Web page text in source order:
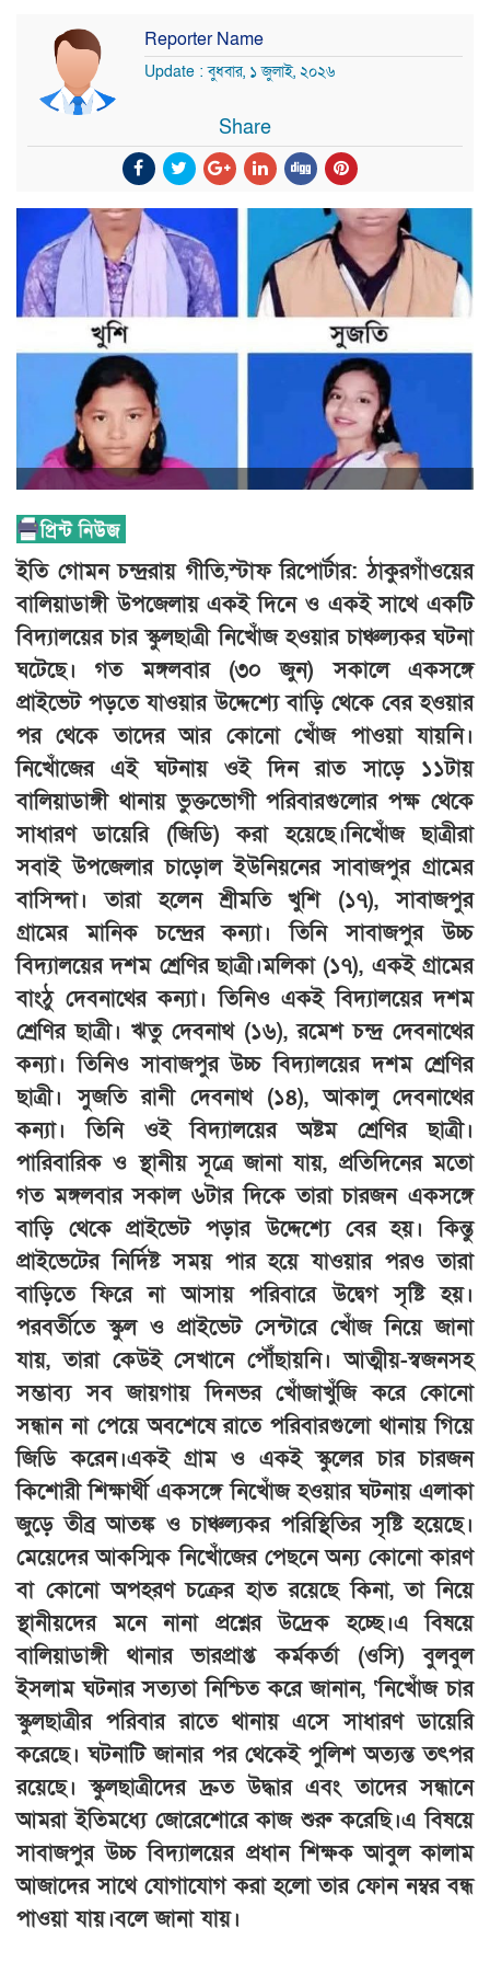
Reporter Name
Update : বুধবার, ১ জুলাই, ২০২৬
Share
ইতি গোমন চন্দ্ররায় গীতি,স্টাফ রিপোর্টার: ঠাকুরগাঁওয়ের
বালিয়াডাঙ্গী উপজেলায় একই দিনে ও একই সাথে একটি
বিদ্যালয়ের চার স্কুলছাত্রী নিখোঁজ হওয়ার চাঞ্চল্যকর ঘটনা
ঘটেছে। গত মঙ্গলবার (৩০ জুন) সকালে একসঙ্গে
প্রাইভেট পড়তে যাওয়ার উদ্দেশ্যে বাড়ি থেকে বের হওয়ার
পর থেকে তাদের আর কোনো খোঁজ পাওয়া যায়নি।
নিখোঁজের এই ঘটনায় ওই দিন রাত সাড়ে ১১টায়
বালিয়াডাঙ্গী থানায় ভুক্তভোগী পরিবারগুলোর পক্ষ থেকে
সাধারণ ডায়েরি (জিডি) করা হয়েছে।নিখোঁজ ছাত্রীরা
সবাই উপজেলার চাড়োল ইউনিয়নের সাবাজপুর গ্রামের
বাসিন্দা। তারা হলেন শ্রীমতি খুশি (১৭), সাবাজপুর
গ্রামের মানিক চন্দ্রের কন্যা। তিনি সাবাজপুর উচ্চ
বিদ্যালয়ের দশম শ্রেণির ছাত্রী।মলিকা (১৭), একই গ্রামের
বাংঠু দেবনাথের কন্যা। তিনিও একই বিদ্যালয়ের দশম
শ্রেণির ছাত্রী। ঋতু দেবনাথ (১৬), রমেশ চন্দ্র দেবনাথের
কন্যা। তিনিও সাবাজপুর উচ্চ বিদ্যালয়ের দশম শ্রেণির
ছাত্রী। সুজতি রানী দেবনাথ (১৪), আকালু দেবনাথের
কন্যা। তিনি ওই বিদ্যালয়ের অষ্টম শ্রেণির ছাত্রী।
পারিবারিক ও স্থানীয় সূত্রে জানা যায়, প্রতিদিনের মতো
গত মঙ্গলবার সকাল ৬টার দিকে তারা চারজন একসঙ্গে
বাড়ি থেকে প্রাইভেট পড়ার উদ্দেশ্যে বের হয়। কিন্তু
প্রাইভেটের নির্দিষ্ট সময় পার হয়ে যাওয়ার পরও তারা
বাড়িতে ফিরে না আসায় পরিবারে উদ্বেগ সৃষ্টি হয়।
পরবর্তীতে স্কুল ও প্রাইভেট সেন্টারে খোঁজ নিয়ে জানা
যায়, তারা কেউই সেখানে পৌঁছায়নি। আত্মীয়-স্বজনসহ
সম্ভাব্য সব জায়গায় দিনভর খোঁজাখুঁজি করে কোনো
সন্ধান না পেয়ে অবশেষে রাতে পরিবারগুলো থানায় গিয়ে
জিডি করেন।একই গ্রাম ও একই স্কুলের চার চারজন
কিশোরী শিক্ষার্থী একসঙ্গে নিখোঁজ হওয়ার ঘটনায় এলাকা
জুড়ে তীব্র আতঙ্ক ও চাঞ্চল্যকর পরিস্থিতির সৃষ্টি হয়েছে।
মেয়েদের আকস্মিক নিখোঁজের পেছনে অন্য কোনো কারণ
বা কোনো অপহরণ চক্রের হাত রয়েছে কিনা, তা নিয়ে
স্থানীয়দের মনে নানা প্রশ্নের উদ্রেক হচ্ছে।এ বিষয়ে
বালিয়াডাঙ্গী থানার ভারপ্রাপ্ত কর্মকর্তা (ওসি) বুলবুল
ইসলাম ঘটনার সত্যতা নিশ্চিত করে জানান, ‘নিখোঁজ চার
স্কুলছাত্রীর পরিবার রাতে থানায় এসে সাধারণ ডায়েরি
করেছে। ঘটনাটি জানার পর থেকেই পুলিশ অত্যন্ত তৎপর
রয়েছে। স্কুলছাত্রীদের দ্রুত উদ্ধার এবং তাদের সন্ধানে
আমরা ইতিমধ্যে জোরেশোরে কাজ শুরু করেছি।এ বিষয়ে
সাবাজপুর উচ্চ বিদ্যালয়ের প্রধান শিক্ষক আবুল কালাম
আজাদের সাথে যোগাযোগ করা হলো তার ফোন নম্বর বন্ধ
পাওয়া যায়।বলে জানা যায়।